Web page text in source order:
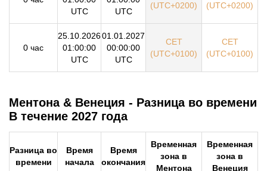
UTC
UTC
(UTC+0200)
(UTC+0200)
0 час
25.10.2026
01:00:00
UTC
01.01.2027
00:00:00
UTC
CET
(UTC+0100)
CET
(UTC+0100)
Ментона & Венеция - Разница во времени
В течение 2027 года
Разница во
времени
Время
начала
Время
окончания
Временная
зона в
Ментона
Временная
зона в
Венеция